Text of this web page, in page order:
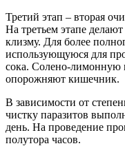
Третий этап – вторая
На третьем этапе
клизму. Для более
использующуюся для
сока. Солено-лимонную
опорожняют кишечник.
В зависимости от
чистку паразитов
день. На проведение
полутора часов.